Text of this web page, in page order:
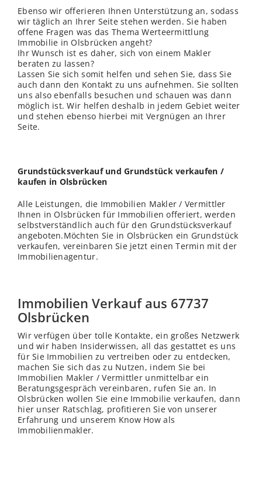
Ebenso wir offerieren Ihnen Unterstützung an, sodass
wir täglich an Ihrer Seite stehen werden. Sie haben
offene Fragen was das Thema Werteermittlung
Immobilie in Olsbrücken angeht?
Ihr Wunsch ist es daher, sich von einem Makler
beraten zu lassen?
Lassen Sie sich somit helfen und sehen Sie, dass Sie
auch dann den Kontakt zu uns aufnehmen. Sie sollten
uns also ebenfalls besuchen und schauen was dann
möglich ist. Wir helfen deshalb in jedem Gebiet weiter
und stehen ebenso hierbei mit Vergnügen an Ihrer
Seite.
Grundstücksverkauf und Grundstück verkaufen /
kaufen in Olsbrücken
Alle Leistungen, die Immobilien Makler / Vermittler
Ihnen in Olsbrücken für Immobilien offeriert, werden
selbstverständlich auch für den Grundstücksverkauf
angeboten.Möchten Sie in Olsbrücken ein Grundstück
verkaufen, vereinbaren Sie jetzt einen Termin mit der
Immobilienagentur.
Immobilien Verkauf aus 67737
Olsbrücken
Wir verfügen über tolle Kontakte, ein großes Netzwerk
und wir haben Insiderwissen, all das gestattet es uns
für Sie Immobilien zu vertreiben oder zu entdecken,
machen Sie sich das zu Nutzen, indem Sie bei
Immobilien Makler / Vermittler unmittelbar ein
Beratungsgespräch vereinbaren, rufen Sie an. In
Olsbrücken wollen Sie eine Immobilie verkaufen, dann
hier unser Ratschlag, profitieren Sie von unserer
Erfahrung und unserem Know How als
Immobilienmakler.